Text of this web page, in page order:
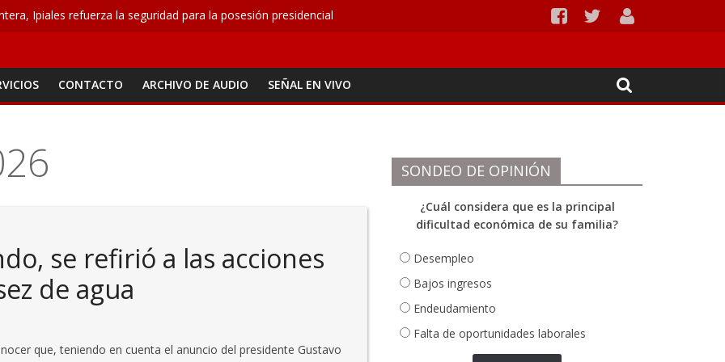
Ipiales refuerza la seguridad para la posesión presidencial
la propuesta que busca acabar con los problemas de agua en Ipiales
conquista ocho medallas
– Agosto 6CONTACTO ARCHIVO DE AUDIO SEÑAL EN VIVO
se refirió a las acciones
de agua
que, teniendo en cuenta el anuncio del presidente Gustavo
SONDEO DE OPINIÓN
¿Cuál considera que es la principal
dificultad económica de su familia?
Desempleo
Bajos ingresos
Endeudamiento
Falta de oportunidades laborales